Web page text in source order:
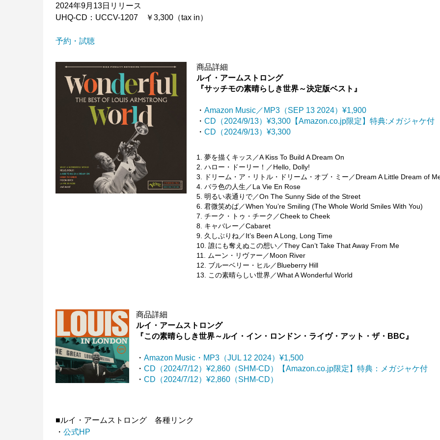
2024年9月13日リリース
UHQ-CD：UCCV-1207 ￥3,300（tax in）
予約・試聴
商品詳細
ルイ・アームストロング
『サッチモの素晴らしき世界～決定版ベスト』
・Amazon Music／MP3（SEP 13 2024）¥1,900
・CD（2024/9/13）¥3,300【Amazon.co.jp限定】特典:メガジャケ付
・CD（2024/9/13）¥3,300
1. 夢を描くキッス／A Kiss To Build A Dream On
2. ハロー・ドーリー！／Hello, Dolly!
3. ドリーム・ア・リトル・ドリーム・オブ・ミー／Dream A Little Dream of
4. バラ色の人生／La Vie En Rose
5. 明るい表通りで／On The Sunny Side of the Street
6. 君微笑めば／When You’re Smiling (The Whole World Smiles With You)
7. チーク・トゥ・チーク／Cheek to Cheek
8. キャバレー／Cabaret
9. 久しぶりね／It’s Been A Long, Long Time
10. 誰にも奪えぬこの想い／They Can’t Take That Away From Me
11. ムーン・リヴァー／Moon River
12. ブルーベリー・ヒル／Blueberry Hill
13. この素晴らしい世界／What A Wonderful World
商品詳細
ルイ・アームストロング
『この素晴らしき世界～ルイ・イン・ロンドン・ライヴ・アット・ザ・BBC』
・Amazon Music・MP3（JUL 12 2024）¥1,500
・CD（2024/7/12）¥2,860（SHM-CD）【Amazon.co.jp限定】特典：メガジャケ付
・CD（2024/7/12）¥2,860（SHM-CD）
■ルイ・アームストロング 各種リンク
・ 公式HP